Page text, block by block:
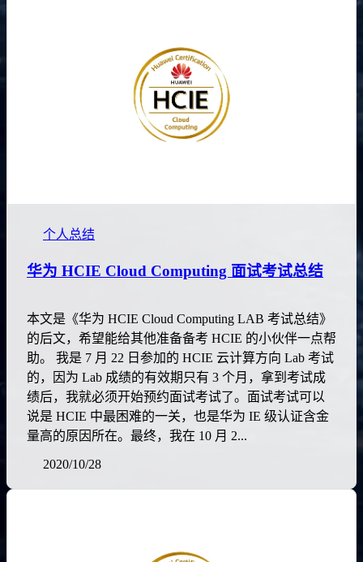
个人总结
华为 HCIE Cloud Computing 面试考试总结
本文是《华为 HCIE Cloud Computing LAB 考试总结》
的后文，希望能给其他准备备考 HCIE 的小伙伴一点帮
助。 我是 7 月 22 日参加的 HCIE 云计算方向 Lab 考试
的，因为 Lab 成绩的有效期只有 3 个月，拿到考试成
绩后，我就必须开始预约面试考试了。面试考试可以
说是 HCIE 中最困难的一关，也是华为 IE 级认证含金
量高的原因所在。最终，我在 10 月 2...
2020/10/28